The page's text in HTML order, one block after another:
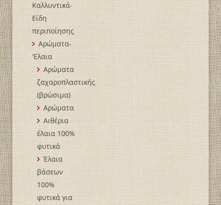
Καλλυντικά-
Είδη
περιποίησης
Αρώματα-
'Ελαια
Αρώματα
ζαχαροπλαστικής
(βρώσιμα)
Αρώματα
Αιθέρια
έλαια 100%
φυτικά
Έλαια
βάσεων
100%
φυτικά για